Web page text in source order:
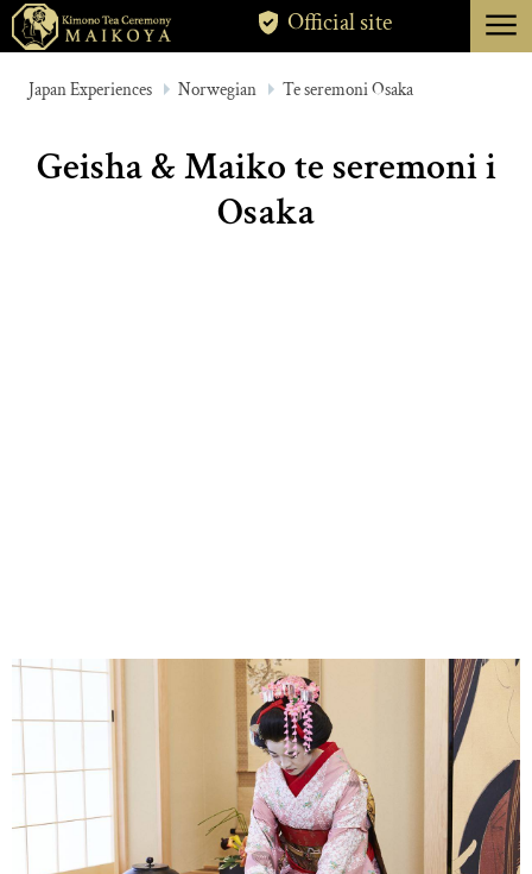
TOKYO
ABOUT
Official site menu
Japan Experiences Norwegian Te seremoni Osaka
Geisha & Maiko te seremoni i
Osaka